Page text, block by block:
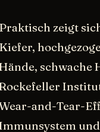
zeigt
schwache
and-Tear-